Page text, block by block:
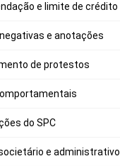
e limite de crédito
negativas e anotações
de protestos
do SPC
e administrativo